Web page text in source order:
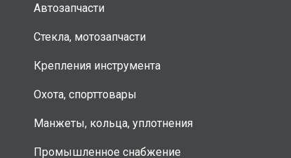
Автозапчасти
Стекла, мотозапчасти
Крепления инструмента
Охота, спорттовары
Манжеты, кольца, уплотнения
Промышленное снабжение